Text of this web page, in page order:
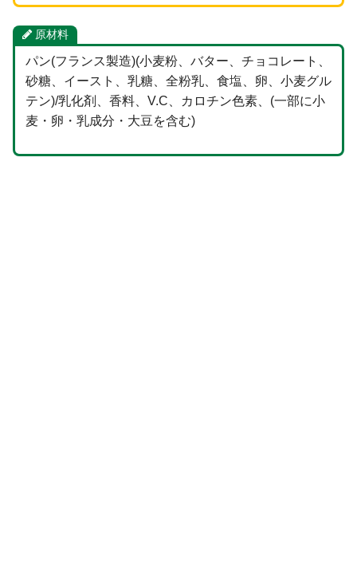
原材料
パン(フランス製造)(小麦粉、バター、チョコレート、
砂糖、イースト、乳糖、全粉乳、食塩、卵、小麦グル
テン)/乳化剤、香料、V.C、カロチン色素、(一部に小
麦・卵・乳成分・大豆を含む)